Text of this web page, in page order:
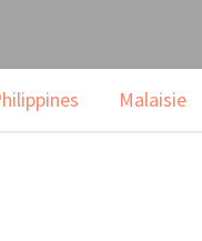
Malaisie